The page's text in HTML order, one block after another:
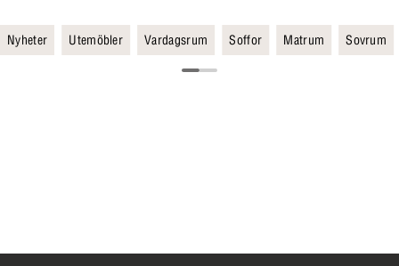
Nyheter Utemöbler Vardagsrum Soffor Matrum Sovrum